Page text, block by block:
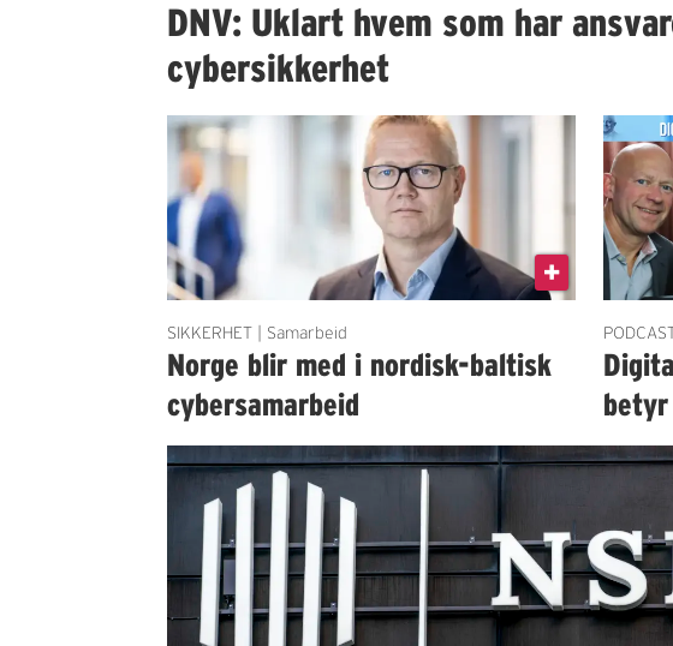
DNV: Uklart hvem som har
cybersikkerhet
SIKKERHET | Samarbeid
Norge blir med i nordisk-baltisk
cybersamarbeid